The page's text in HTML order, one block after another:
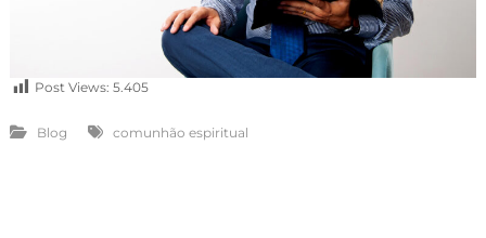
Post Views: 5.405
Blog comunhão espiritual